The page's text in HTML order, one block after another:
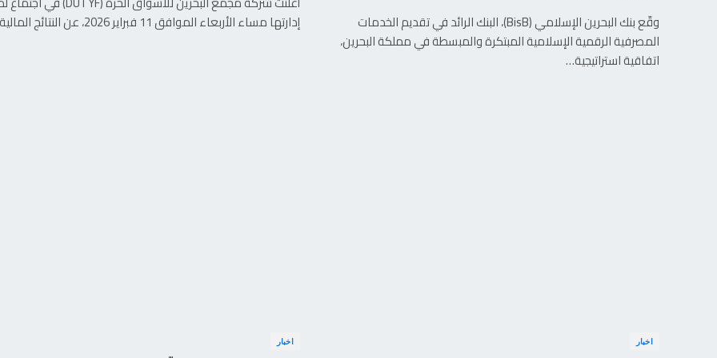
وقّع بنك البحرين الإسلامي (BisB)، البنك الرائد في تقديم الخدمات
المصرفية الرقمية الإسلامية المبتكرة والمبسطة في مملكة البحرين،
اتفاقية استراتيجية…
إدارتها مساء الأربعاء الموافق 11 فبراير 2026، عن النتائج المالية…
اخبار اخبار